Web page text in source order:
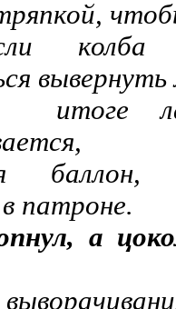
вывернуть
итоге
баллон,
патроне.
а